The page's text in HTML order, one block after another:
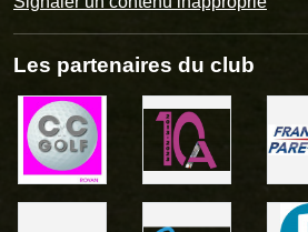
Les partenaires du club